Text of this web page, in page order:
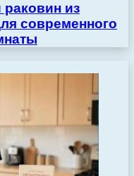
из
современного